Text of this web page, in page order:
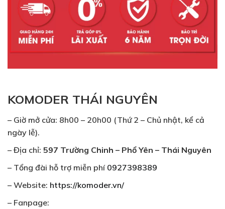
KOMODER THÁI NGUYÊN
– Giờ mở cửa: 8h00 – 20h00 (Thứ 2 – Chủ nhật, kể cả
ngày lễ).
– Địa chỉ: 597 Trường Chinh – Phổ Yên – Thái Nguyên
– Tổng đài hỗ trợ miễn phí 0927398389
– Website: https://komoder.vn/
– Fanpage: